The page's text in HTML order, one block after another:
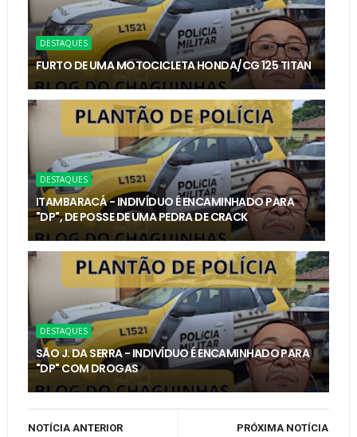
DESTAQUES
FURTO DE UMA MOTOCICLETA HONDA/CG 125 TITAN
DESTAQUES
ITAMBARACÁ - INDIVÍDUO É ENCAMINHADO PARA
"DP", DE POSSE DE UMA PEDRA DE CRACK
DESTAQUES
SÃO J. DA SERRA - INDIVÍDUO É ENCAMINHADO PARA
"DP" COM DROGAS
PRÓXIMA NOTÍCIA
NOTÍCIA ANTERIOR